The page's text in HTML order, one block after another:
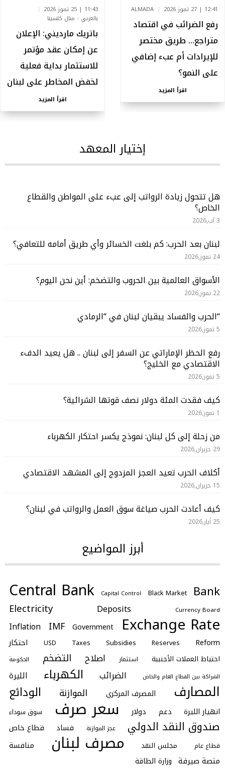
12:41 | 27 تموز 2026 ALMADA
رفع الضرائب في اقتصاد
متراجع… طريق مختصر
للإيرادات أم عبء إضافي
على النمو؟
اقرأ المزيد
11:43 | 25 تموز 2026
بالعربي - منال كلسينا
باتريك مارديني: الإعلان
عن إمكان عقد مؤتمر
للاستثمار بداية فعلية
لخفض المخاطر على لبنان
اقرأ المزيد
إختيار المعهد
هل تتحول زيادة الرواتب إلى عبء على المواطن والقطاع
الخاص؟
3 آب,2026
لبنان بعد الحرب: كم بلغت الخسائر وأي طريق أمامه للتعافي؟
24 تموز,2026
الأسواق العالمية بين الحروب والتضخم: أين نحن اليوم؟
22 تموز,2026
“الحرب والفساد يبقيان لبنان في “الرمادي
5 تموز,2026
رفع الحظر الإماراتي عن السفر إلى لبنان .. هل يعيد الدفء
الاقتصادي مع الخليج؟
5 تموز,2026
كيف فقدت المئة دولار نصف قوتها الشرائية؟
1 تموز,2026
من زحلة إلى كل لبنان: نموذج يكسر احتكار الكهرباء
29 حزيران,2026
أكلاف الحرب تعيد العجز المزدوج إلى المشهد الاقتصادي
15 حزيران,2026
كيف أعادت الحرب صياغة سوق العمل والرواتب في لبنان؟
25 أيار,2026
أبرز المواضيع
Bank
Black Market
Capital Control
Central Bank
Currency Board
Deposits
Electricity
Exchange Rate
Government
IMF
Inflation
Reform
Reserves
Subsidies
Taxes
USD احتكار
احتياط العملات الأجنبية استثمار اصلاح التضخم
الحكومة
الشراكة بين القطاع العام والخاص
الضرائب الكهرباء الليرة
المصارف المصرف المركزي الموازنة الودائع
انهيار الليرة دعم دولار سعر صرف سوق سوداء
صندوق النقد الدولي عجز الموازنة فساد قطاع خاص
قطاع عام مجلس النقد مصرف لبنان
منافسة
منصة صيرفة وزارة الطاقة